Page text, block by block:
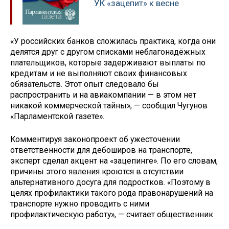
УК «зацепит» к весне
«У российских банков сложилась практика, когда они
делятся друг с другом списками неблагонадёжных
плательщиков, которые задерживают выплаты по
кредитам и не выполняют своих финансовых
обязательств. Этот опыт следовало бы
распространить и на авиакомпании — в этом нет
никакой коммерческой тайны», — сообщил Чугунов
«Парламентской газете».
Комментируя законопроект об ужесточении
ответственности для дебоширов на транспорте,
эксперт сделал акцент на «зацепинге». По его словам,
причины этого явления кроются в отсутствии
альтернативного досуга для подростков. «Поэтому в
целях профилактики такого рода правонарушений на
транспорте нужно проводить с ними
профилактическую работу», — считает общественник.